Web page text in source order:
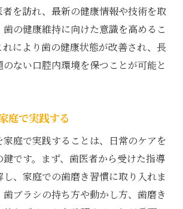
を訪れ、最新の健康情報や技術を取
歯の健康維持に向けた意識を高めるこ
れにより歯の健康状態が改善され、長
ない口腔内環境を保つことが可能と
庭で実践する
庭で実践することは、日常のケアを
です。まず、歯医者から受けた指導
、家庭での歯磨き習慣に取り入れま
歯ブラシの持ち方や動かし方、歯磨き